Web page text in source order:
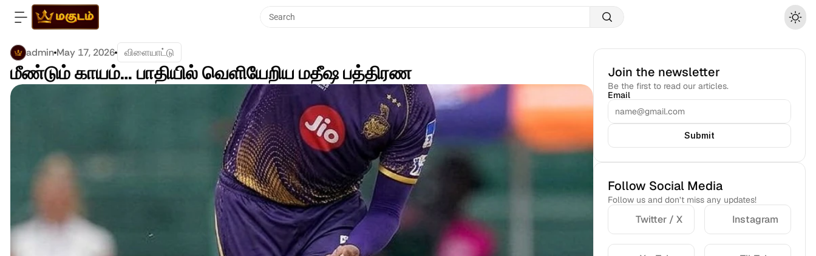
Search
admin May 17, 2026 விளையாட்டு
மீண்டும் காயம்… பாதியில் வெளியேறிய மதீஷ பத்திரண Join the newsletter
Be the first to read our articles.
Email
Submit
Follow Social Media
Follow us and don’t miss any updates!
Twitter / X Instagram